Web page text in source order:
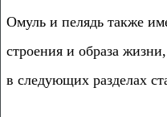
Омуль и пелядь также
строения и образа
в следующих разделах